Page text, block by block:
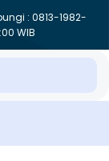
: 0813-1982-
WIB